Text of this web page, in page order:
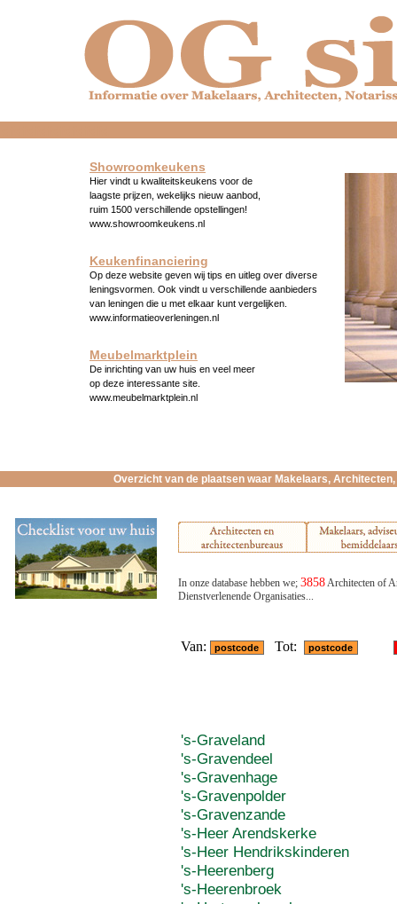
Showroomkeukens
Hier vindt u kwaliteitskeukens voor de
laagste prijzen, wekelijks nieuw aanbod,
ruim 1500 verschillende opstellingen!
www.showroomkeukens.nl
Keukenfinanciering
Op deze website geven wij tips en uitleg over diverse
leningsvormen. Ook vindt u verschillende aanbieders
van leningen die u met elkaar kunt vergelijken.
www.informatieoverleningen.nl
Meubelmarktplein
De inrichting van uw huis en veel meer
op deze interessante site.
www.meubelmarktplein.nl
Overzicht van de plaatsen waar Makelaars,
In onze database hebben we; 3858Architecten of
Dienstverlenende Organisaties...
Van: Tot:
's-Graveland
's-Gravendeel
's-Gravenhage
's-Gravenpolder
's-Gravenzande
's-Heer Arendskerke
's-Heer Hendrikskinderen
's-Heerenberg
's-Heerenbroek